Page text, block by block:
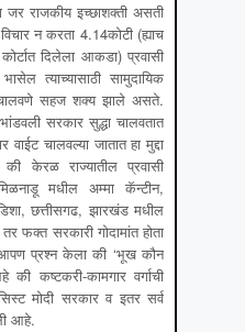
जर राजकीय इच्छाशक्ती असती
न करता 4.14कोटी (ह्याच
दिलेला आकडा) प्रवासी
त्याच्यासाठी सामुदायिक
चालवणे सहज शक्य झाले असते.
सरकार सुद्धा चालवतात
चालवल्या जातात हा मुद्दा
केरळ राज्यातील प्रवासी
मधील अम्मा कॅन्टीन,
छत्तीसगढ, झारखंड मधील
फक्त सरकारी गोदामांत होता
प्रश्न केला की ‘भूख कौन
कष्टकरी-कामगार वर्गाची
मोदी सरकार व इतर सर्व
आहे.